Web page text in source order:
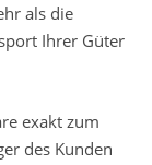
als die
Ihrer Güter
exakt zum
des Kunden